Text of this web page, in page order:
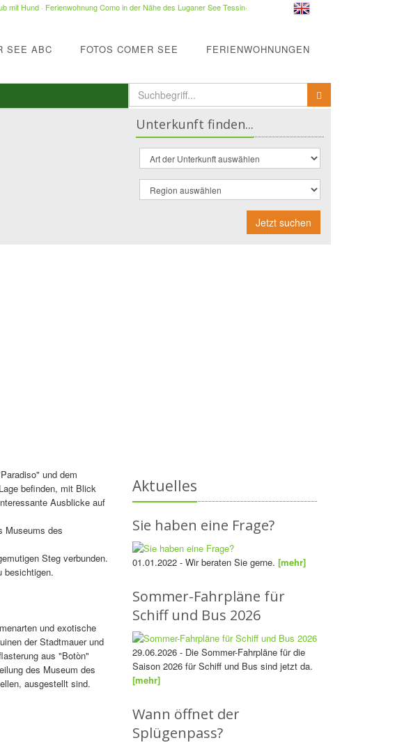
mit Hund· Ferienwohnung Como in der Nähe des Luganer See Tessin·
SEE ABC FOTOS COMER SEE FERIENWOHNUNGEN
Unterkunft finden...
Jetzt suchen
und dem
befinden, mit Blick
Ausblicke auf
Museums des
Steg verbunden.
besichtigen.
und exotische
der Stadtmauer und
aus "Botòn"
des Museum des
ausgestellt sind.
Aktuelles
Sie haben eine Frage?
01.01.2022 - Wir beraten Sie gerne. [mehr]
Sommer-Fahrpläne für
Schiff und Bus 2026
29.06.2026 - Die Sommer-Fahrpläne für die
Saison 2026 für Schiff und Bus sind jetzt da.
[mehr]
Wann öffnet der
Splügenpass?